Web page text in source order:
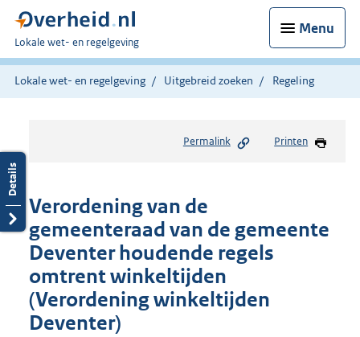
Menu
U
bent
hier:
Lokale wet- en regelgeving
Lokale wet- en regelgeving Uitgebreid zoeken Regeling
Permalink Printen
Verordening van de
gemeenteraad van de gemeente
Deventer houdende regels
omtrent winkeltijden
(Verordening winkeltijden
Deventer)